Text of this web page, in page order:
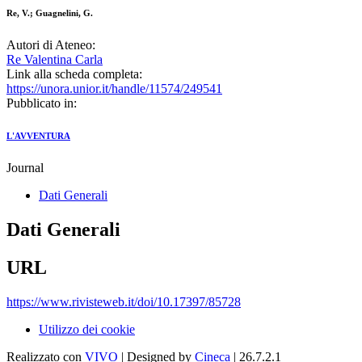
Re, V.; Guagnelini, G.
Autori di Ateneo:
Re Valentina Carla
Link alla scheda completa:
https://unora.unior.it/handle/11574/249541
Pubblicato in:
L'AVVENTURA
Journal
Dati Generali
Dati Generali
URL
https://www.rivisteweb.it/doi/10.17397/85728
Utilizzo dei cookie
Realizzato con VIVO | Designed by Cineca | 26.7.2.1